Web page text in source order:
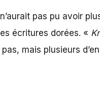
pas pu avoir
écritures dorées. «
mais plusieurs